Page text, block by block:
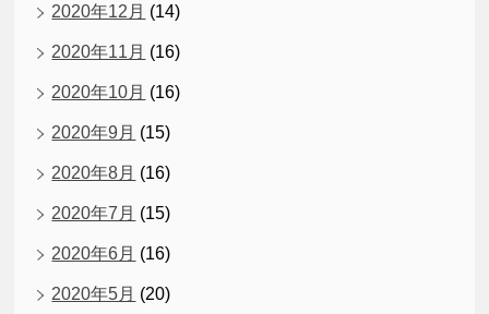
2020年12月 (14)
2020年11月 (16)
2020年10月 (16)
2020年9月 (15)
2020年8月 (16)
2020年7月 (15)
2020年6月 (16)
2020年5月 (20)